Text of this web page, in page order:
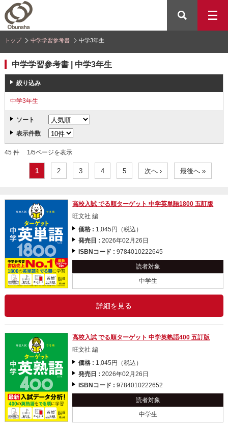
トップ 中学学習参考書 中学3年生
中学学習参考書 | 中学3年生
絞り込み
中学3年生
ソート
表示件数
45 件 1/5ページを表示
1 2 3 4 5 次へ › 最後へ »
高校入試 でる順ターゲット 中学英単語1800 五訂版
旺文社 編
価格 : 1,045円（税込）
発売日 :2026年02月26日
ISBNコード :9784010222645
読者対象
中学生
詳細を見る
高校入試 でる順ターゲット 中学英熟語400 五訂版
旺文社 編
価格 : 1,045円（税込）
発売日 :2026年02月26日
ISBNコード :9784010222652
読者対象
中学生